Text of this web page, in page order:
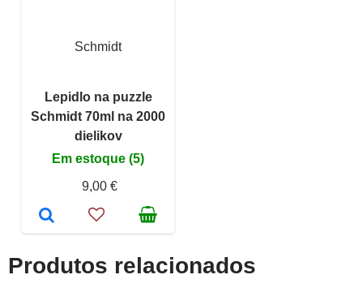
Schmidt
Lepidlo na puzzle
Schmidt 70ml na 2000
dielikov
Em estoque (5)
9,00 €
Produtos relacionados